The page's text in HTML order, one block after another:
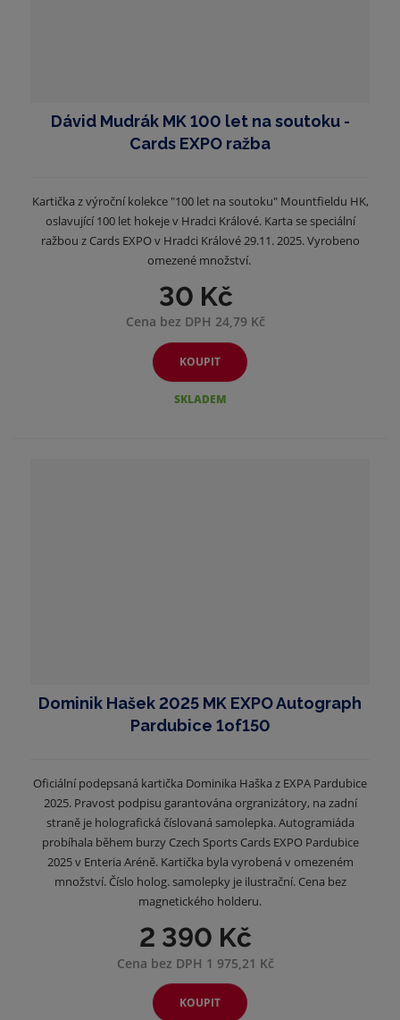
Dávid Mudrák MK 100 let na soutoku -
Cards EXPO ražba
Kartička z výroční kolekce "100 let na soutoku" Mountfieldu HK,
oslavující 100 let hokeje v Hradci Králové. Karta se speciální
ražbou z Cards EXPO v Hradci Králové 29.11. 2025. Vyrobeno
omezené množství.
30 Kč
Cena bez DPH 24,79 Kč
KOUPIT
SKLADEM
Dominik Hašek 2025 MK EXPO Autograph
Pardubice 1of150
Oficiální podepsaná kartička Dominika Haška z EXPA Pardubice
2025. Pravost podpisu garantována orgranizátory, na zadní
straně je holografická číslovaná samolepka. Autogramiáda
probíhala během burzy Czech Sports Cards EXPO Pardubice
2025 v Enteria Aréně. Kartička byla vyrobená v omezeném
množství. Číslo holog. samolepky je ilustrační. Cena bez
magnetického holderu.
2 390 Kč
Cena bez DPH 1 975,21 Kč
KOUPIT